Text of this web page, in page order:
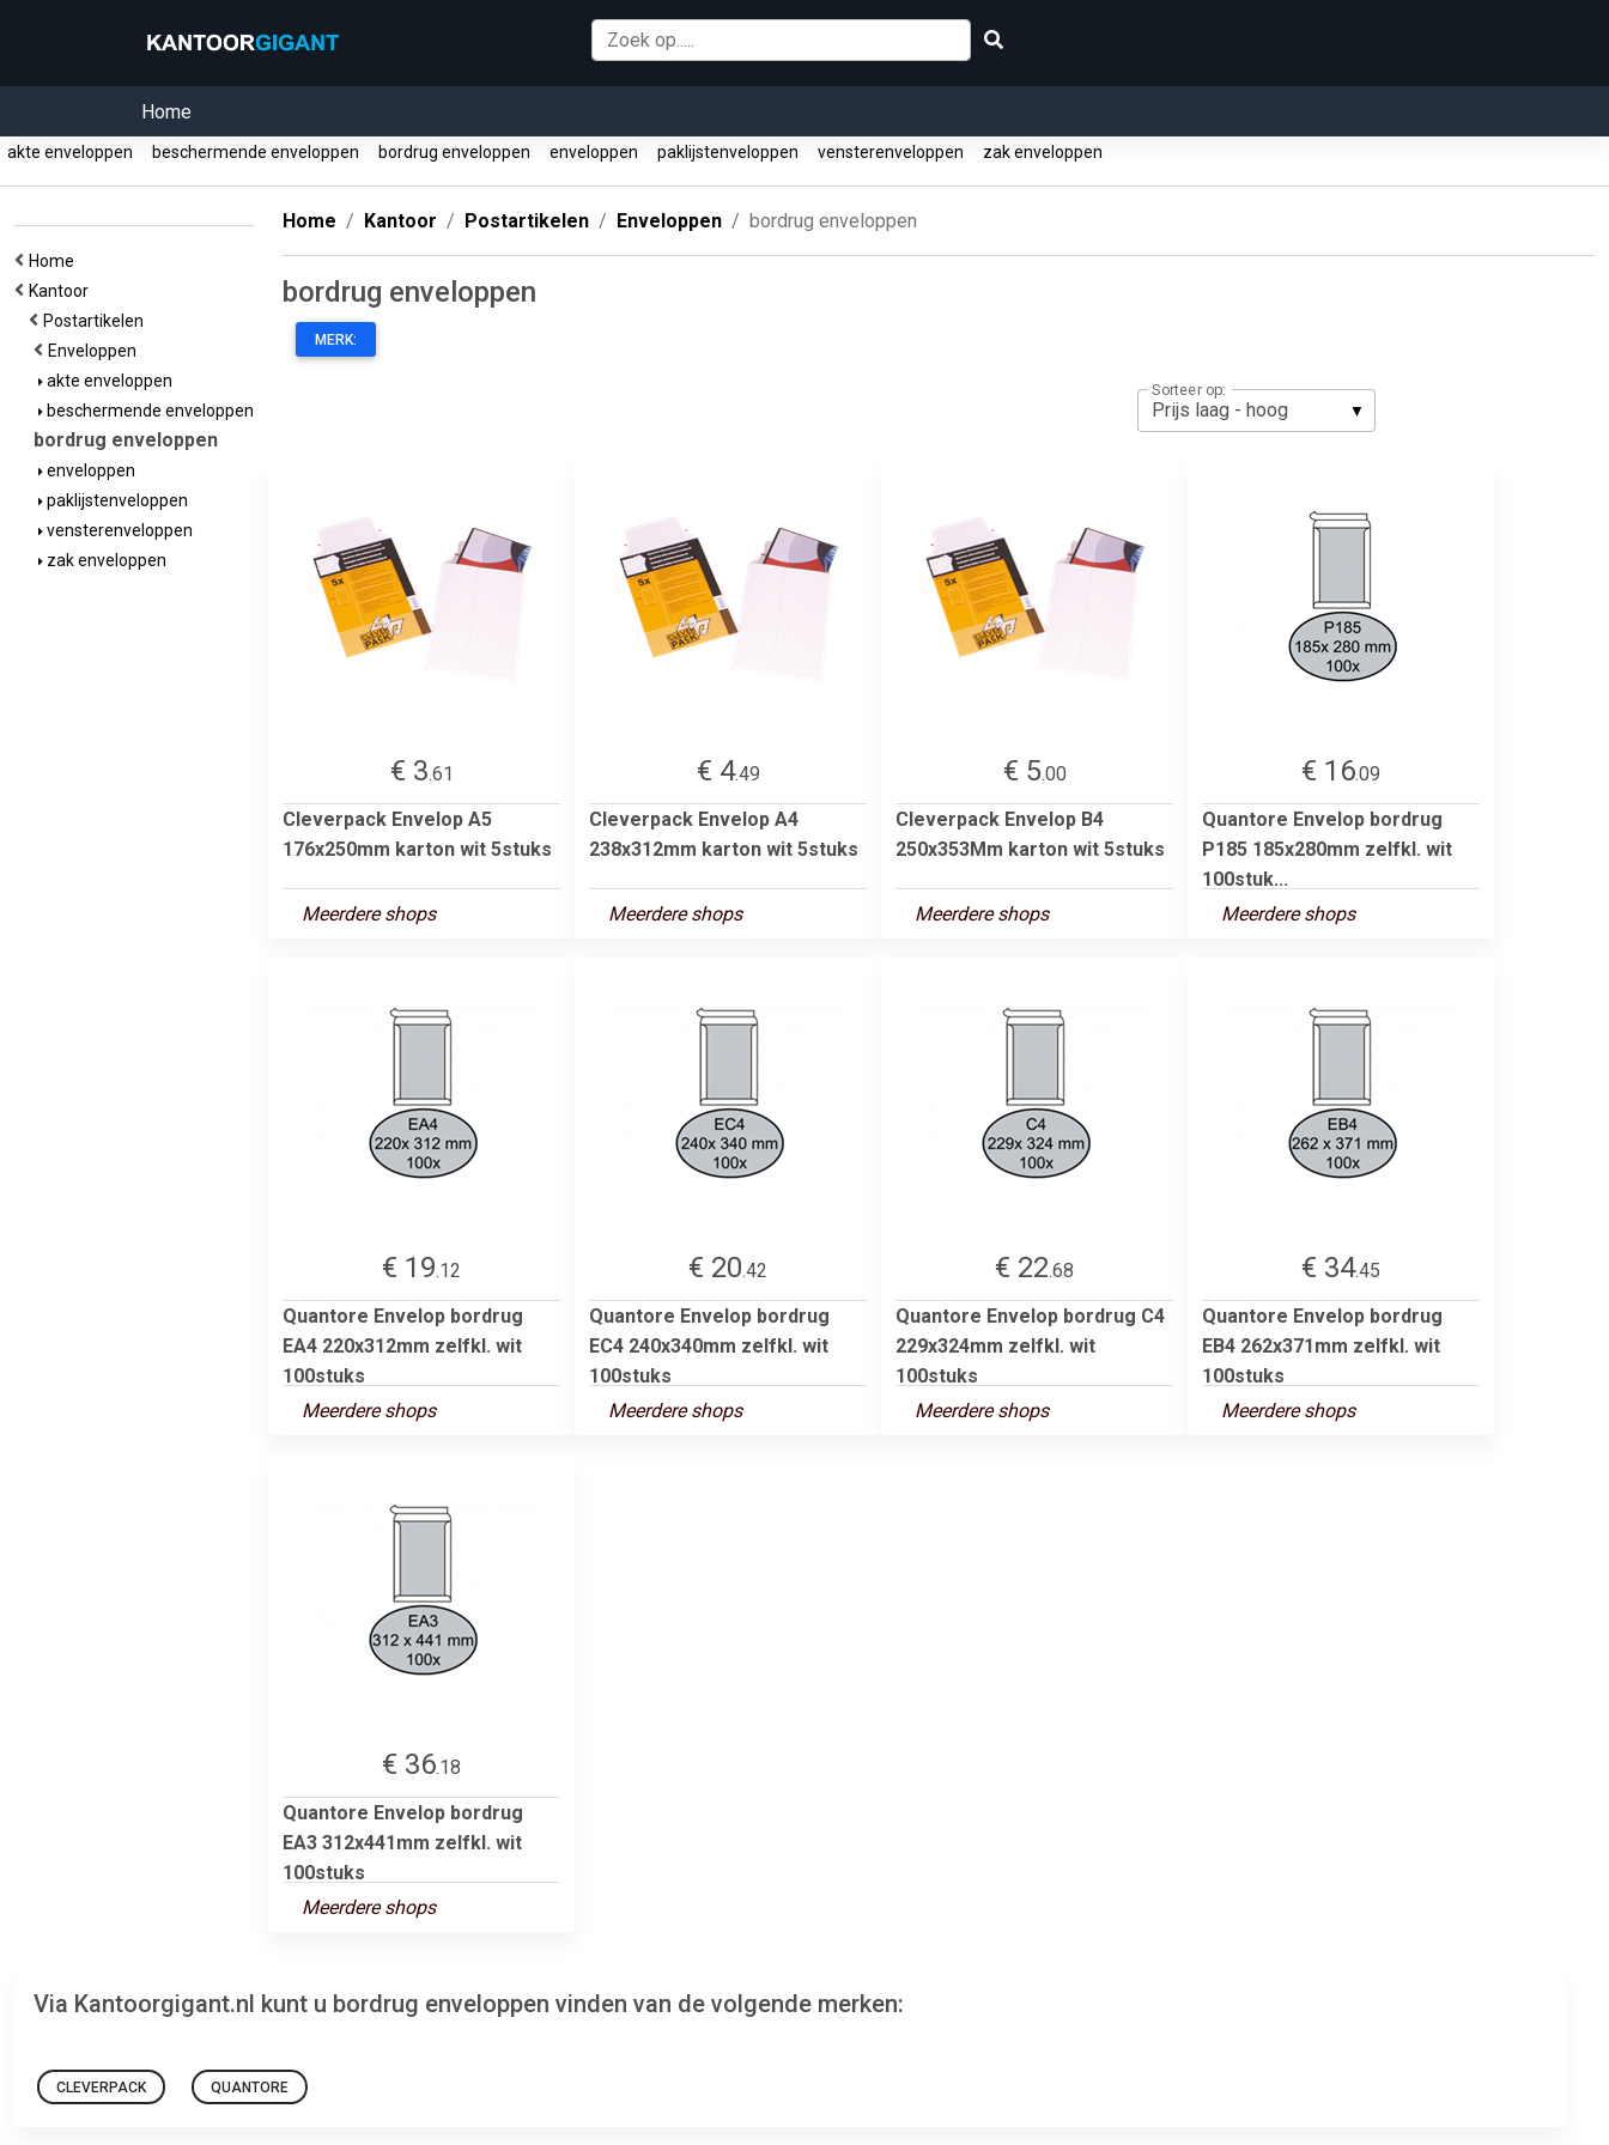
Home
akte enveloppen beschermende enveloppen bordrug enveloppen enveloppen paklijstenveloppen vensterenveloppen zak enveloppen
Home
Kantoor
Postartikelen
Enveloppen
akte enveloppen
beschermende enveloppen
bordrug enveloppen
enveloppen
paklijstenveloppen
vensterenveloppen
zak enveloppen
Home Kantoor Postartikelen Enveloppen bordrug enveloppen
bordrug enveloppen
MERK:
Sorteer op:
€ 3.61
Cleverpack Envelop A5
176x250mm karton wit 5stuks
Meerdere shops
€ 4.49
Cleverpack Envelop A4
238x312mm karton wit 5stuks
Meerdere shops
€ 5.00
Cleverpack Envelop B4
250x353Mm karton wit 5stuks
Meerdere shops
€ 16.09
Quantore Envelop bordrug
P185 185x280mm zelfkl. wit
100stuk...
Meerdere shops
€ 19.12
Quantore Envelop bordrug
EA4 220x312mm zelfkl. wit
100stuks
Meerdere shops
€ 20.42
Quantore Envelop bordrug
EC4 240x340mm zelfkl. wit
100stuks
Meerdere shops
€ 22.68
Quantore Envelop bordrug C4
229x324mm zelfkl. wit
100stuks
Meerdere shops
€ 34.45
Quantore Envelop bordrug
EB4 262x371mm zelfkl. wit
100stuks
Meerdere shops
€ 36.18
Quantore Envelop bordrug
EA3 312x441mm zelfkl. wit
100stuks
Meerdere shops
Via Kantoorgigant.nl kunt u bordrug enveloppen vinden van de volgende merken:
CLEVERPACK QUANTORE